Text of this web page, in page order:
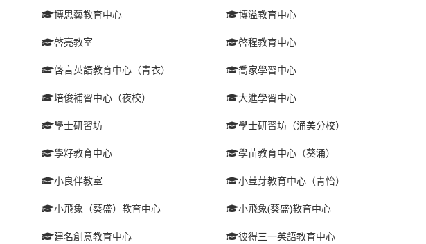
博思藝教育中心 博溢教育中心
啓亮教室 啓程教育中心
啓言英語教育中心（青衣） 喬家學習中心
培俊補習中心（夜校） 大進學習中心
學士研習坊 學士研習坊（涌美分校）
學籽教育中心 學苗教育中心（葵涌）
小良伴教室 小荳芽教育中心（青怡）
小飛象（葵盛）教育中心 小飛象(葵盛)教育中心
建名創意教育中心 彼得三一英語教育中心